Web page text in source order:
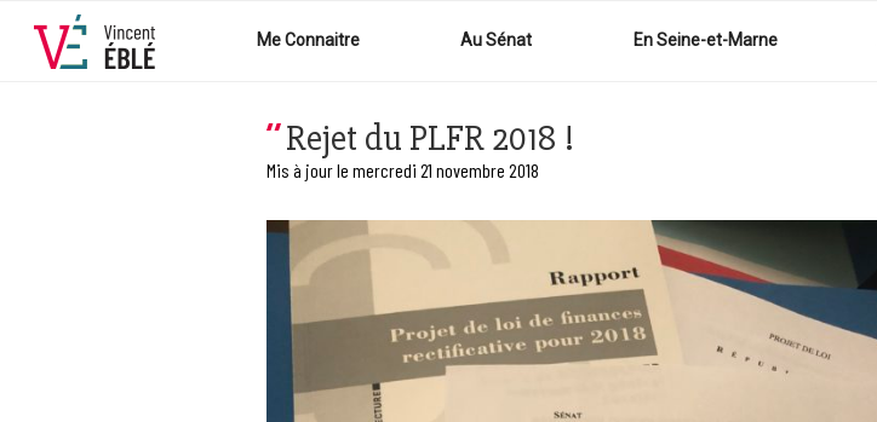
contenu
principal
Me Connaitre Au Sénat En Seine-et-Marne
Rejet du PLFR 2018 !
Mis à jour le mercredi 21 novembre 2018